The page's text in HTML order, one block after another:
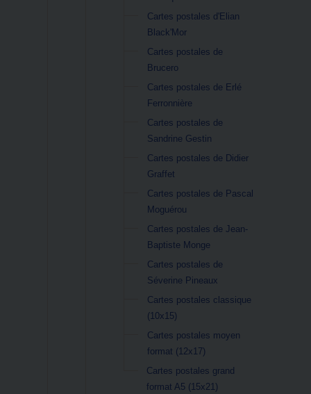
Cartes postales d'Elian
Black'Mor
Cartes postales de
Brucero
Cartes postales de Erlé
Ferronnière
Cartes postales de
Sandrine Gestin
Cartes postales de Didier
Graffet
Cartes postales de Pascal
Moguérou
Cartes postales de Jean-
Baptiste Monge
Cartes postales de
Séverine Pineaux
Cartes postales classique
(10x15)
Cartes postales moyen
format (12x17)
Cartes postales grand
format A5 (15x21)